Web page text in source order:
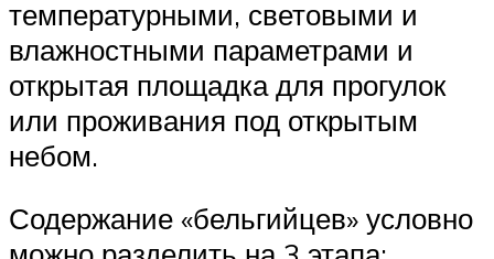
температурными, световыми и
влажностными параметрами и
открытая площадка для прогулок
или проживания под открытым
небом.
Содержание «бельгийцев» условно